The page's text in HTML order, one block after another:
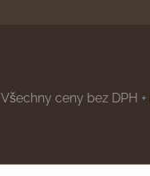
Všechny ceny bez DPH +